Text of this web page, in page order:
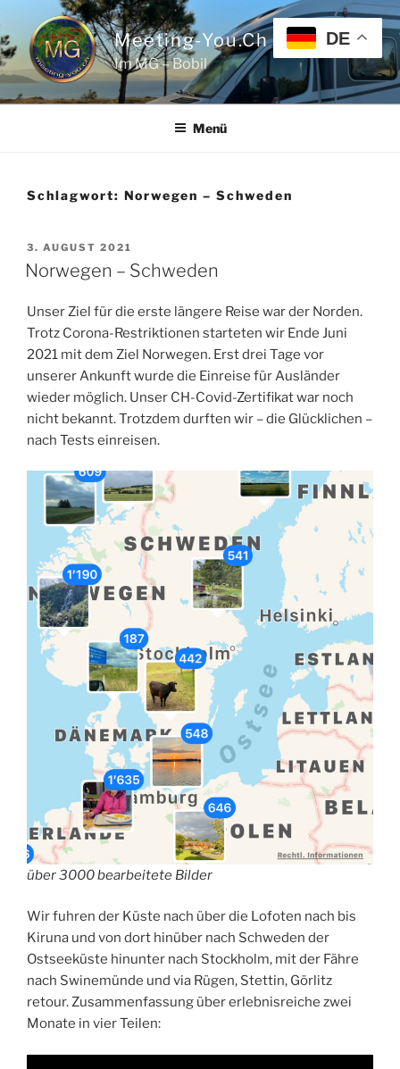
Inhalt
springen
Meeting-You.ch
Im MG – Bobil
Menü
Schlagwort: Norwegen – Schweden
VERÖFFENTLICHT
AM
3. AUGUST 2021
Norwegen – Schweden
Unser Ziel für die erste längere Reise war der Norden.
Trotz Corona-Restriktionen starteten wir Ende Juni
2021 mit dem Ziel Norwegen. Erst drei Tage vor
unserer Ankunft wurde die Einreise für Ausländer
wieder möglich. Unser CH-Covid-Zertifikat war noch
nicht bekannt. Trotzdem durften wir – die Glücklichen –
nach Tests einreisen.
über 3000 bearbeitete Bilder
Wir fuhren der Küste nach über die Lofoten nach bis
Kiruna und von dort hinüber nach Schweden der
Ostseeküste hinunter nach Stockholm, mit der Fähre
nach Swinemünde und via Rügen, Stettin, Görlitz
retour. Zusammenfassung über erlebnisreiche zwei
Monate in vier Teilen:
DE